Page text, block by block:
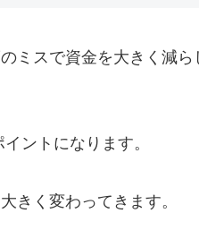
ミスで資金を大きく減ら
ントになります。
きく変わってきます。